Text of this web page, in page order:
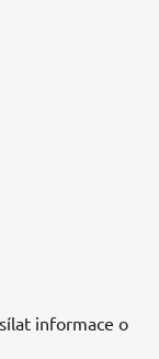
informace o